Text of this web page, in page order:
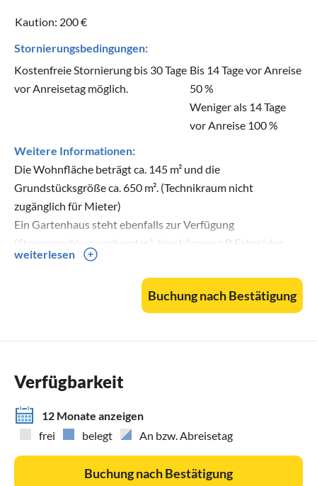
Kaution: 200 €
Stornierungsbedingungen:
Kostenfreie Stornierung bis 30 Tage
vor Anreisetag möglich.
Bis 14 Tage vor Anreise
50 %
Weniger als 14 Tage
vor Anreise 100 %
Weitere Informationen:
Die Wohnfläche beträgt ca. 145 m² und die
Grundstücksgröße ca. 650 m². (Technikraum nicht
zugänglich für Mieter)
Ein Gartenhaus steht ebenfalls zur Verfügung
(Stromanschluss vorhanden), hier können z.B Fahrräder
sicher abgestellt werden.
Es stehen 3 Bäder zur Verfügung.
Das Ferienhaus wurde vom "Deutscher Tourismusverband "
Ihr Team vom Ferienhaus Albatros I***** auf Rügen
weiterlesen
Buchung nach Bestätigung
Verfügbarkeit
12 Monate anzeigen
frei
belegt An bzw. Abreisetag
Buchung nach Bestätigung